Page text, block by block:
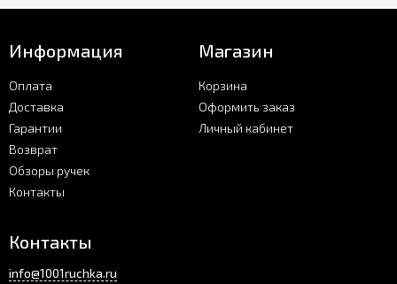
Информация
Оплата
Доставка
Гарантии
Возврат
Обзоры ручек
Контакты
Магазин
Корзина
Оформить заказ
Личный кабинет
Контакты
info@1001ruchka.ru